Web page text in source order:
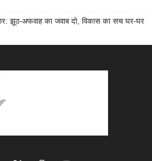
झूठ-अफवाह का जवाब दो, विकास का सच घर-घर